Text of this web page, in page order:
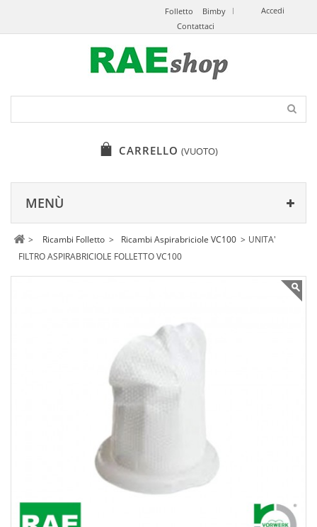
Accedi
Folletto
Bimby
Contattaci
CARRELLO (VUOTO)
MENÙ
> Ricambi Folletto > Ricambi Aspirabriciole VC100 > UNITA'
FILTRO ASPIRABRICIOLE FOLLETTO VC100